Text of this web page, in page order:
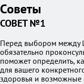
Советы
СОВЕТ №1
Перед выбором между
обязательно
поможет определить,
для вашего
здоровья и возможные